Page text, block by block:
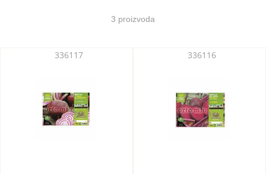
3 proizvoda
336117 336116